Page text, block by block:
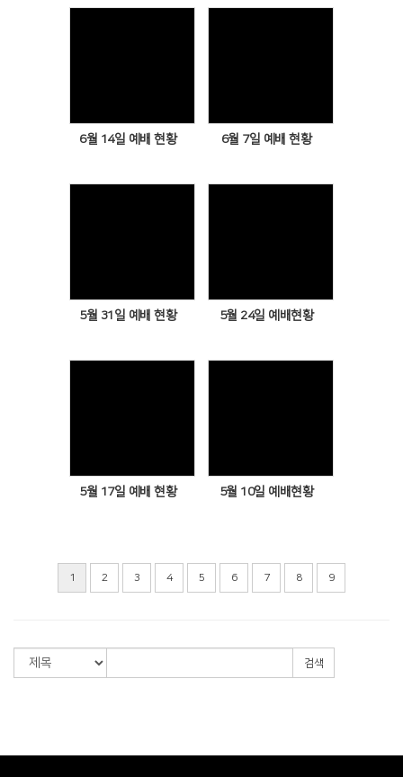
6월 14일 예배 현황 6월 7일 예배 현황
5월 31일 예배 현황 5월 24일 예배현황
5월 17일 예배 현황 5월 10일 예배현황
1 2 3 4 5 6 7 8 9
검색